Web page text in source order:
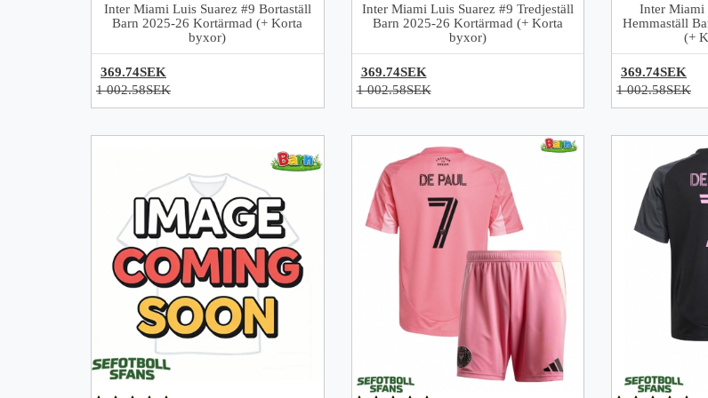
Inter Miami Luis Suarez #9 Bortaställ
Barn 2025-26 Kortärmad (+ Korta
byxor)
369.74SEK
1 002.58SEK
Inter Miami Luis Suarez #9 Tredjeställ
Barn 2025-26 Kortärmad (+ Korta
byxor)
369.74SEK
1 002.58SEK
Inter Miami
Hemmaställ
(+
369.74SEK
1 002.58SEK